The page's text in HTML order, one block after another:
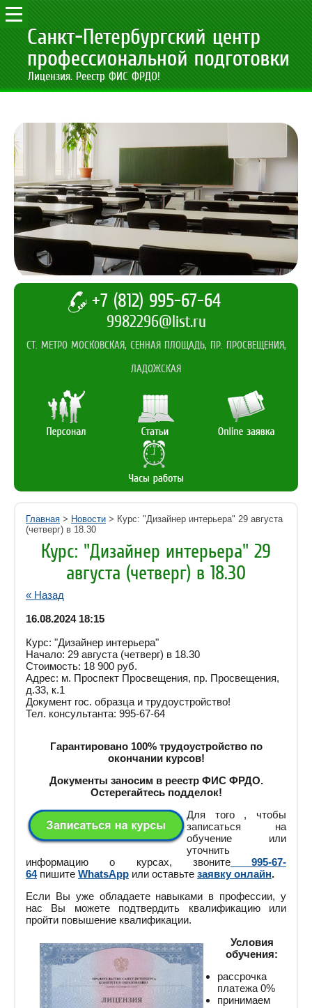
Лицензия. Реестр ФИС ФРДО!
+7 (812) 995-67-64
9982296@list.ru
СТ. МЕТРО МОСКОВСКАЯ, СЕННАЯ ПЛОЩАДЬ, ПР. ПРОСВЕЩЕНИЯ,
ЛАДОЖСКАЯ
Главная > Новости > Курс: "Дизайнер интерьера" 29 августа
(четверг) в 18.30
Курс: "Дизайнер интерьера" 29
августа (четверг) в 18.30
« Назад
16.08.2024 18:15
Курс: "Дизайнер интерьера"
Начало: 29 августа (четверг) в 18.30
Стоимость: 18 900 руб.
Адрес: м. Проспект Просвещения, пр. Просвещения,
д.33, к.1
Документ гос. образца и трудоустройство!
Тел. консультанта: 995-67-64
Гарантировано 100% трудоустройство по
окончании курсов!
Документы заносим в реестр ФИС ФРДО.
Остерегайтесь подделок!
Для того , чтобы
записаться на
обучение или
уточнить
информацию о курсах, звоните
995-67-
64пишите WhatsApp или оставьте заявку онлайн.
Если Вы уже обладаете навыками в профессии, у
нас Вы можете подтвердить квалификацию или
пройти повышение квалификации.
Условия
обучения:
рассрочка
платежа 0%
принимаем